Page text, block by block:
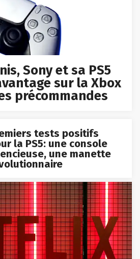
Sony et sa PS5
sur la Xbox
précommandes
tests positifs
la PS5: une console
une manette